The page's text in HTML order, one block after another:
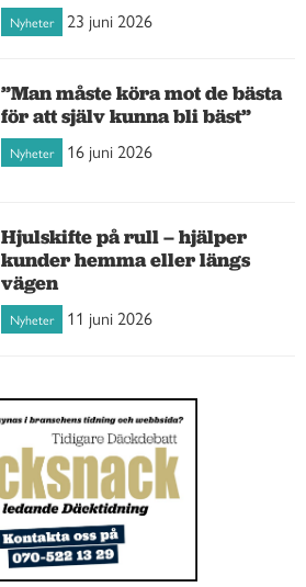
Nyheter 23 juni 2026
”Man måste köra mot de bästa
för att själv kunna bli bäst”
Nyheter 16 juni 2026
Hjulskifte på rull – hjälper
kunder hemma eller längs
vägen
Nyheter 11 juni 2026